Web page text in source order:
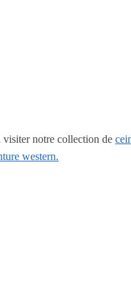
visiter notre collection de
western.